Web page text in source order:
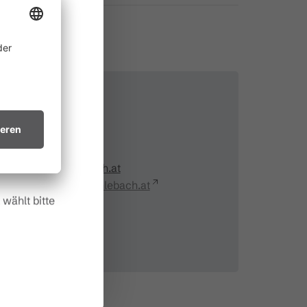
Kontakt
+43 5559 225 82
info@muehlebach.at
http://www.muehlebach.at
wählt bitte